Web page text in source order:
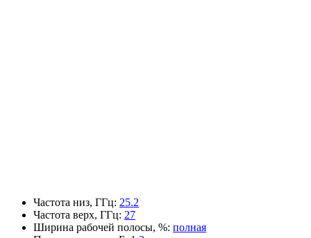
Частота низ, ГГц: 25.2
Частота верх, ГГц: 27
Ширина рабочей полосы, %: полная